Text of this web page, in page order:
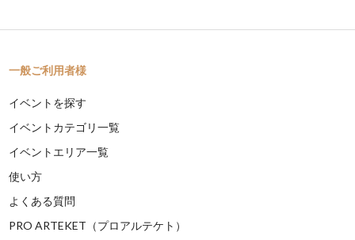
一般ご利用者様
イベントを探す
イベントカテゴリ一覧
イベントエリア一覧
使い方
よくある質問
PRO ARTEKET（プロアルテケト）